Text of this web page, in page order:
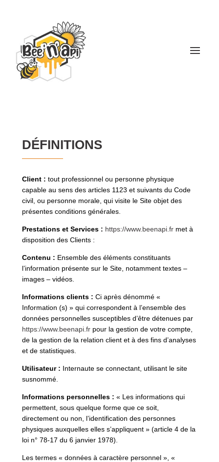
DÉFINITIONS
Client : tout professionnel ou personne physique
capable au sens des articles 1123 et suivants du Code
civil, ou personne morale, qui visite le Site objet des
présentes conditions générales.
Prestations et Services : https://www.beenapi.frmet à
disposition des Clients :
Contenu : Ensemble des éléments constituants
l’information présente sur le Site, notamment textes –
images – vidéos.
Informations clients : Ci après dénommé «
Information (s) » qui correspondent à l’ensemble des
données personnelles susceptibles d’être détenues par
https://www.beenapi.frpour la gestion de votre compte,
de la gestion de la relation client et à des fins d’analyses
et de statistiques.
Utilisateur : Internaute se connectant, utilisant le site
susnommé.
Informations personnelles : « Les informations qui
permettent, sous quelque forme que ce soit,
directement ou non, l’identification des personnes
physiques auxquelles elles s’appliquent » (article 4 de la
loi n° 78-17 du 6 janvier 1978).
Les termes « données à caractère personnel », «